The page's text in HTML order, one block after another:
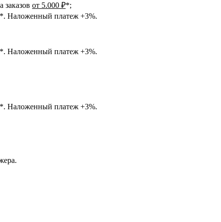
заказов от 5.000 ₽*;
*. Наложенный платеж +3%.
*. Наложенный платеж +3%.
*. Наложенный платеж +3%.